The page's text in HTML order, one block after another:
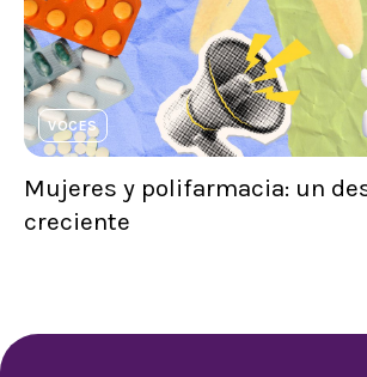
VOCES
Mujeres y polifarmacia: un
creciente